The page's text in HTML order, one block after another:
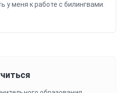
у меня к работе с билингвами.